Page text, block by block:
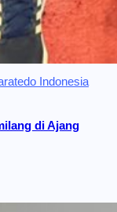
Indonesia
di Ajang